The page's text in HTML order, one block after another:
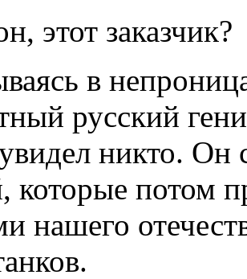
этот заказчик?
в
русский
никто. Он
которые потом
нашего